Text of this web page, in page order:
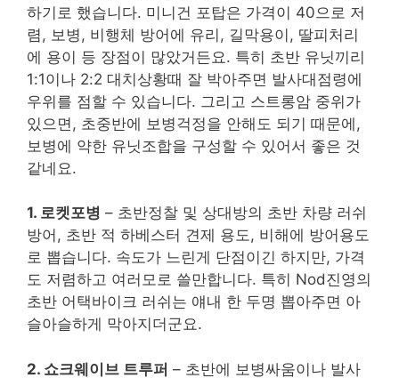
하기로 했습니다. 미니건 포탑은 가격이 40으로 저
렴, 보병, 비행체 방어에 유리, 길막용이, 딸피처리
에 용이 등 장점이 많았거든요. 특히 초반 유닛끼리
1:1이나 2:2 대치상황때 잘 박아주면 발사대점령에
우위를 점할 수 있습니다. 그리고 스트롱암 중위가
있으면, 초중반에 보병걱정을 안해도 되기 때문에,
보병에 약한 유닛조합을 구성할 수 있어서 좋은 것
같네요.
1. 로켓포병 – 초반정찰 및 상대방의 초반 차량 러쉬
방어, 초반 적 하베스터 견제 용도, 비해에 방어용도
로 뽑습니다. 속도가 느린게 단점이긴 하지만, 가격
도 저렴하고 여러모로 쓸만합니다. 특히 Nod진영의
초반 어택바이크 러쉬는 얘내 한 두명 뽑아주면 아
슬아슬하게 막아지더군요.
2. 쇼크웨이브 트루퍼 – 초반에 보병싸움이나 발사